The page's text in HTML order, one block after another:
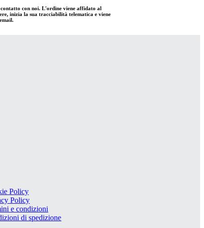
con noi. L'ordine viene affidato al
inizia la sua tracciabilità telematica e viene
Policy
Policy
e condizioni
di spedizione